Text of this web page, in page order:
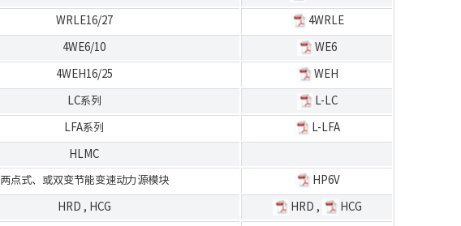
WRLE16/27 4WRLE
4WE6/10 WE6
4WEH16/25 WEH
LC系列 L-LC
LFA系列 L-LFA
HLMC
两点式、或双变节能变速动力源模块 HP6V
HRD HCG HRD HCG